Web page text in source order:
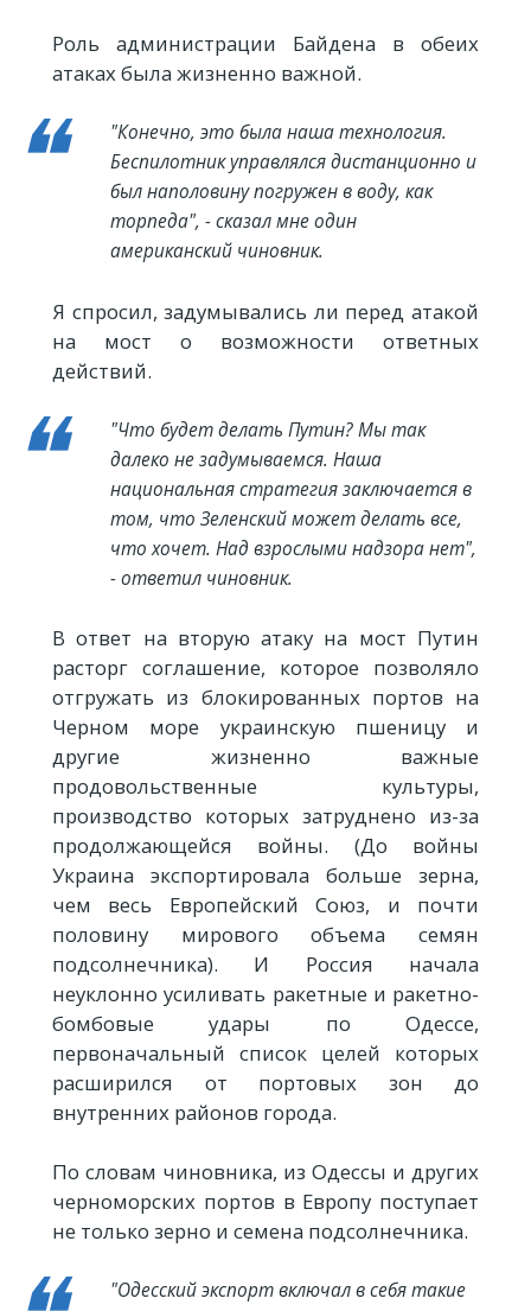
Роль администрации Байдена в обеих
атаках была жизненно важной.
"Конечно, это была наша технология.
Беспилотник управлялся дистанционно и
был наполовину погружен в воду, как
торпеда", - сказал мне один
американский чиновник.
Я спросил, задумывались ли перед атакой
на мост о возможности ответных
действий.
"Что будет делать Путин? Мы так
далеко не задумываемся. Наша
национальная стратегия заключается в
том, что Зеленский может делать все,
что хочет. Над взрослыми надзора нет",
- ответил чиновник.
В ответ на вторую атаку на мост Путин
расторг соглашение, которое позволяло
отгружать из блокированных портов на
Черном море украинскую пшеницу и
другие жизненно важные
продовольственные культуры,
производство которых затруднено из-за
продолжающейся войны. (До войны
Украина экспортировала больше зерна,
чем весь Европейский Союз, и почти
половину мирового объема семян
подсолнечника). И Россия начала
неуклонно усиливать ракетные и ракетно-
бомбовые удары по Одессе,
первоначальный список целей которых
расширился от портовых зон до
внутренних районов города.
По словам чиновника, из Одессы и других
черноморских портов в Европу поступает
не только зерно и семена подсолнечника.
"Одесский экспорт включал в себя такие